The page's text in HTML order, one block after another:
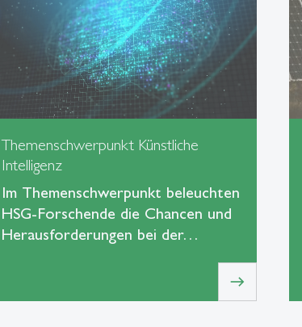
Themenschwerpunkt Künstliche
Intelligenz
Im Themenschwerpunkt beleuchten
HSG-Forschende die Chancen und
Herausforderungen bei der…
east